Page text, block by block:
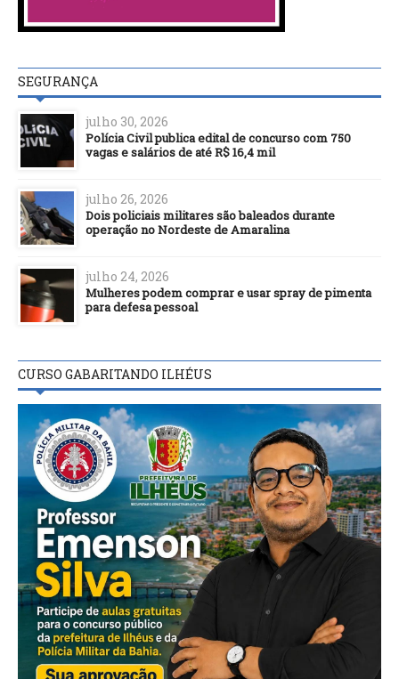
SEGURANÇA
julho 30, 2026
Polícia Civil publica edital de concurso com 750
vagas e salários de até R$ 16,4 mil
julho 26, 2026
Dois policiais militares são baleados durante
operação no Nordeste de Amaralina
julho 24, 2026
Mulheres podem comprar e usar spray de pimenta
para defesa pessoal
CURSO GABARITANDO ILHÉUS